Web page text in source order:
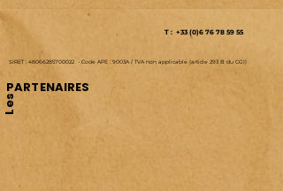
SIRET : 48066285700022 - Code APE : 9003A / TVA non applicable (article 293 B du CGI)
T : +33 (0)6 76 78 59 55
Les
PARTENAIRES